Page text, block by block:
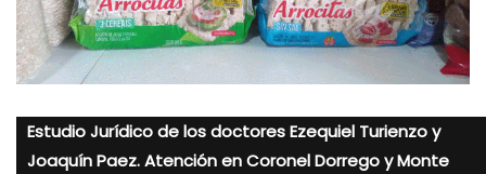
Estudio Jurídico de los doctores Ezequiel Turienzo y
Joaquín Paez. Atención en Coronel Dorrego y Monte